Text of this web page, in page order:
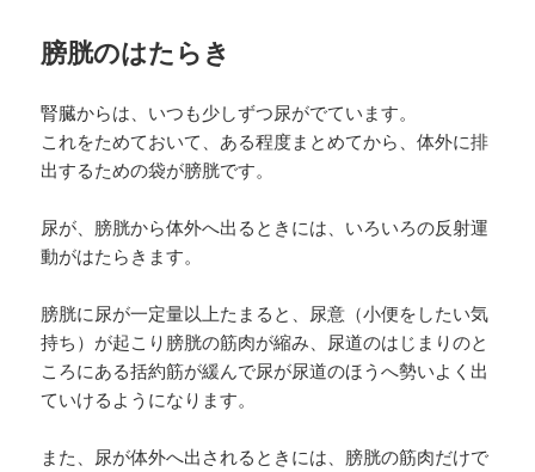
膀胱のはたらき
腎臓からは、いつも少しずつ尿がでています。
これをためておいて、ある程度まとめてから、体外に排
出するための袋が膀胱です。
尿が、膀胱から体外へ出るときには、いろいろの反射運
動がはたらきます。
膀胱に尿が一定量以上たまると、尿意（小便をしたい気
持ち）が起こり膀胱の筋肉が縮み、尿道のはじまりのと
ころにある括約筋が緩んで尿が尿道のほうへ勢いよく出
ていけるようになります。
また、尿が体外へ出されるときには、膀胱の筋肉だけで